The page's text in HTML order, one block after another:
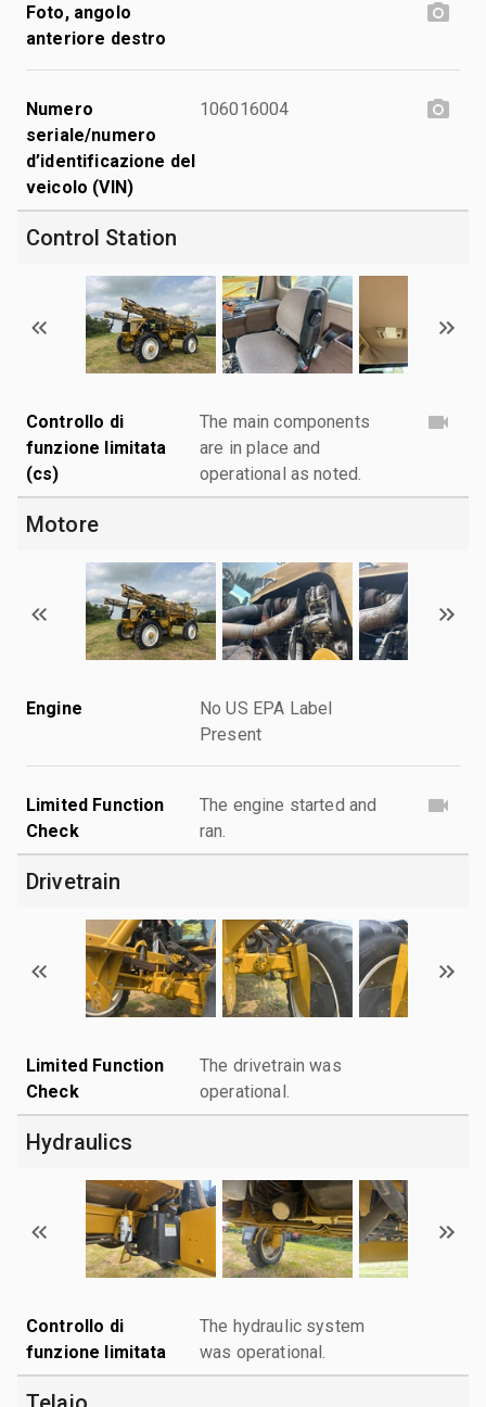
Foto, angolo
anteriore destro
Numero
seriale/numero
d’identificazione del
veicolo (VIN)
106016004
Control Station
Controllo di
funzione limitata
(cs)
The main components
are in place and
operational as noted.
Motore
Engine
No US EPA Label
Present
Limited Function
Check
The engine started and
ran.
Drivetrain
Limited Function
Check
The drivetrain was
operational.
Hydraulics
Controllo di
funzione limitata
The hydraulic system
was operational.